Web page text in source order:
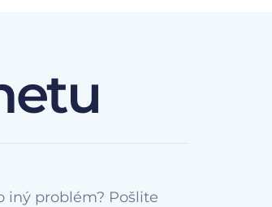
iný problém? Pošlite